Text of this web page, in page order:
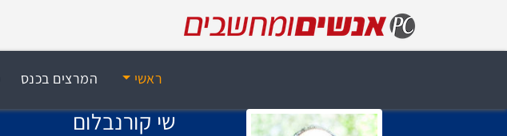
ראשי המרצים בכנס
שי קורנבלום